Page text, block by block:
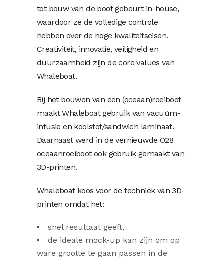
tot bouw van de boot gebeurt in-house,
waardoor ze de volledige controle
hebben over de hoge kwaliteitseisen.
Creativiteit, innovatie, veiligheid en
duurzaamheid zijn de core values van
Whaleboat.
Bij het bouwen van een (oceaan)roeiboot
maakt Whaleboat gebruik van vacuüm-
infusie en koolstof/sandwich laminaat.
Daarnaast werd in de vernieuwde O28
oceaanroeiboot ook gebruik gemaakt van
3D-printen.
Whaleboat koos voor de techniek van 3D-
printen omdat het:
snel resultaat geeft,
de ideale mock-up kan zijn om op
ware grootte te gaan passen in de